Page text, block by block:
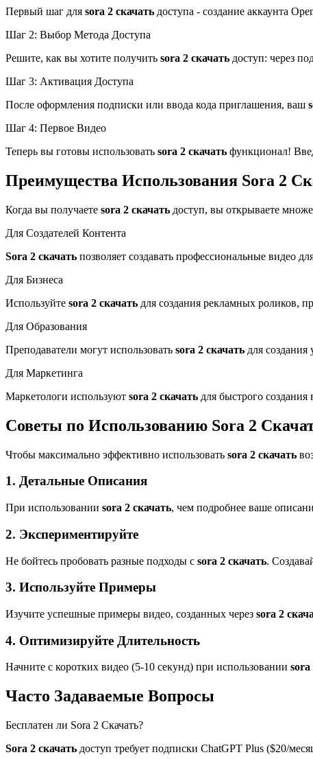
Первый шаг для sora 2 скачать доступа - создание аккаунта
Шаг 2: Выбор Метода Доступа
Решите, как вы хотите получить sora 2 скачать доступ: через
Шаг 3: Активация Доступа
После оформления подписки или ввода кода приглашения, ваш
Шаг 4: Первое Видео
Теперь вы готовы использовать sora 2 скачать функционал!
Преимущества Использования Sora 2
Когда вы получаете sora 2 скачать доступ, вы открываете
Для Создателей Контента
Sora 2 скачать позволяет создавать профессиональные видео
Для Бизнеса
Используйте sora 2 скачать для создания рекламных роликов,
Для Образования
Преподаватели могут использовать sora 2 скачать для
Для Маркетинга
Маркетологи используют sora 2 скачать для быстрого
Советы по Использованию Sora 2
Чтобы максимально эффективно использовать sora 2 скачать
1. Детальные Описания
При использовании sora 2 скачать, чем подробнее ваше
2. Экспериментируйте
Не бойтесь пробовать разные подходы с sora 2 скачать.
3. Используйте Примеры
Изучите успешные примеры видео, созданных через sora 2
4. Оптимизируйте Длительность
Начните с коротких видео (5-10 секунд) при использовании sora
Часто Задаваемые Вопросы
Бесплатен ли Sora 2 Скачать?
Sora 2 скачать доступ требует подписки ChatGPT Plus ($20/